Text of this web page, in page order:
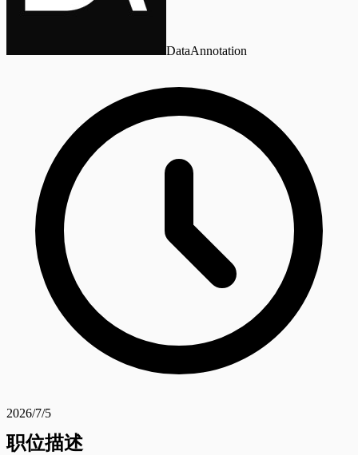
DataAnnotation
2026/7/5
职位描述